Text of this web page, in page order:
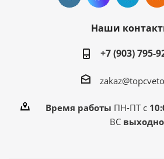
Наши
+7 (903) 795-
Время работы ПН-ПТ с
ВС